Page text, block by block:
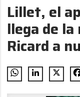
Lillet, el
llega de la
Ricard a
WhatsAppLinkedIn
X